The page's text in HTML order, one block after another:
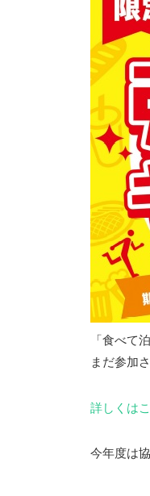
「食べて
まだ参加
詳しくは
今年度は